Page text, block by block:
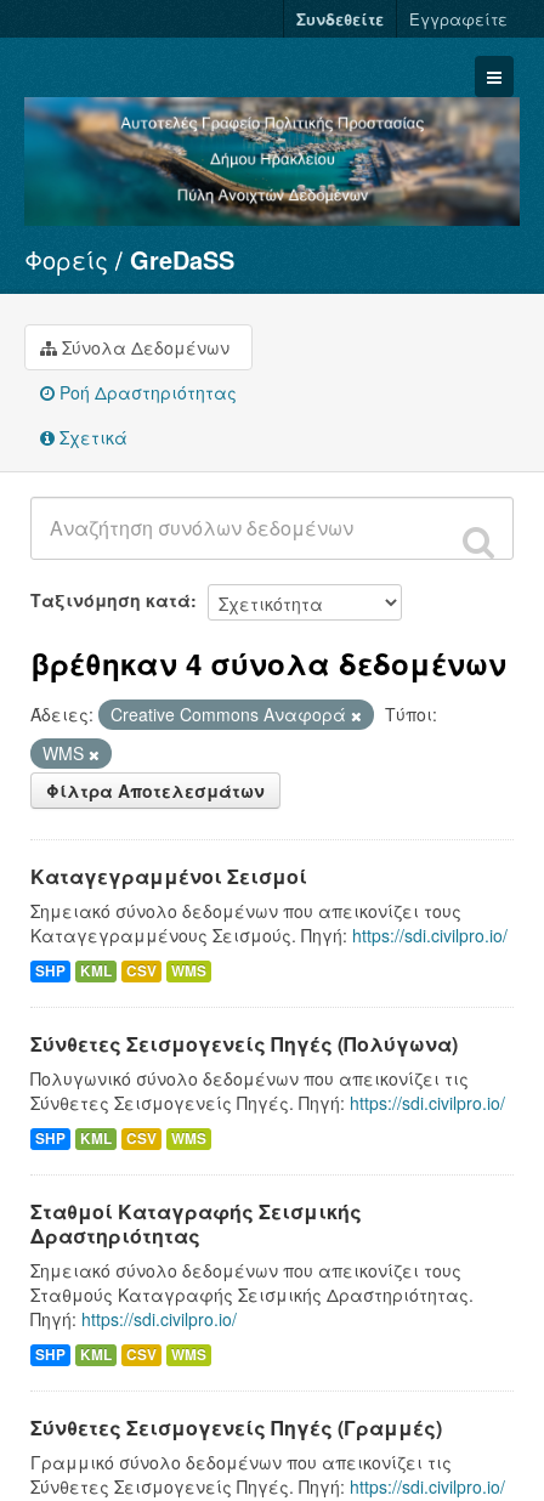
Συνδεθείτε Εγγραφείτε
Σύνολα Δεδομένων
Φορείς
Ομάδες
Σχετικά
Φορείς GreDaSS
Σύνολα Δεδομένων
Ροή Δραστηριότητας
Σχετικά
Ταξινόμηση κατά
βρέθηκαν 4 σύνολα δεδομένων
Άδειες: Creative Commons Αναφορά
Τύποι:
WMS
Φίλτρα Αποτελεσμάτων
Καταγεγραμμένοι Σεισμοί
Σημειακό σύνολο δεδομένων που απεικονίζει τους
Καταγεγραμμένους Σεισμούς. Πηγή: https://sdi.civilpro.io/
SHP KML CSV WMS
Σύνθετες Σεισμογενείς Πηγές (Πολύγωνα)
Πολυγωνικό σύνολο δεδομένων που απεικονίζει τις
Σύνθετες Σεισμογενείς Πηγές. Πηγή: https://sdi.civilpro.io/
SHP KML CSV WMS
Σταθμοί Καταγραφής Σεισμικής
Δραστηριότητας
Σημειακό σύνολο δεδομένων που απεικονίζει τους
Σταθμούς Καταγραφής Σεισμικής Δραστηριότητας.
Πηγή: https://sdi.civilpro.io/
SHP KML CSV WMS
Σύνθετες Σεισμογενείς Πηγές (Γραμμές)
Γραμμικό σύνολο δεδομένων που απεικονίζει τις
Σύνθετες Σεισμογενείς Πηγές. Πηγή: https://sdi.civilpro.io/